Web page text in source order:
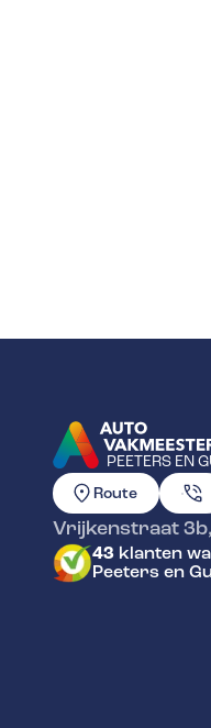
PEETERS EN
GA NAAR DE
Route
Vrijkenstraat 3b,
43 klanten
Peeters en